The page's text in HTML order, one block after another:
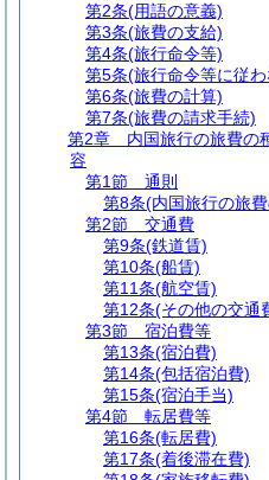
第2条(用語の意義)
第3条(旅費の支給)
第4条(旅行命令等)
第5条(旅行命令等に従
第6条(旅費の計算)
第7条(旅費の請求手続)
第2章
内国旅行の旅費の
容
第1節
通則
第8条(内国旅行の旅
第2節
交通費
第9条(鉄道賃)
第10条(船賃)
第11条(航空賃)
第12条(その他の交通
第3節
宿泊費等
第13条(宿泊費)
第14条(包括宿泊費)
第15条(宿泊手当)
第4節
転居費等
第16条(転居費)
第17条(着後滞在費)